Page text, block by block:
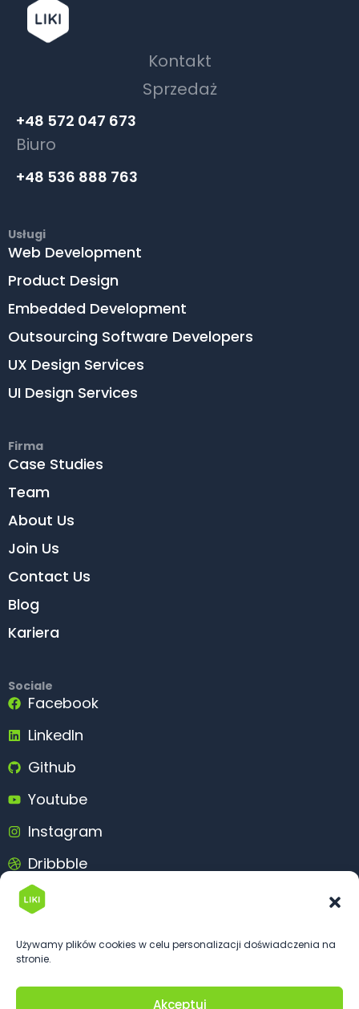
Używamy plików cookies w celu personalizacji doświadczenia na
stronie.
Akceptuj
Kontakt
Sprzedaż
+48 572 047 673
Biuro
+48 536 888 763
Usługi
Web Development
Product Design
Embedded Development
Outsourcing Software Developers
UX Design Services
UI Design Services
Firma
Case Studies
Team
About Us
Join Us
Contact Us
Blog
Kariera
Sociale
Facebook
LinkedIn
Github
Youtube
Instagram
Dribbble
Behance